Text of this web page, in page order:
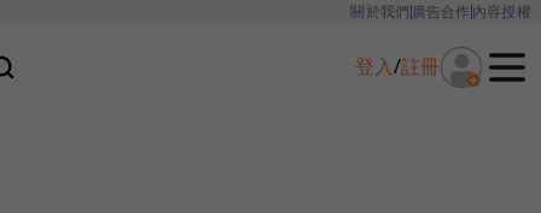
關於我們廣告合作內容授權
登入/註冊